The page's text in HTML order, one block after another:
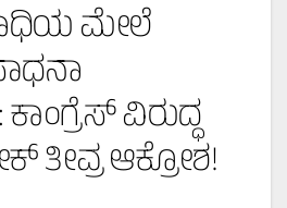
ಮೇಲೆ
ವಿರುದ್ಧ
ಆಕ್ರೋಶ!